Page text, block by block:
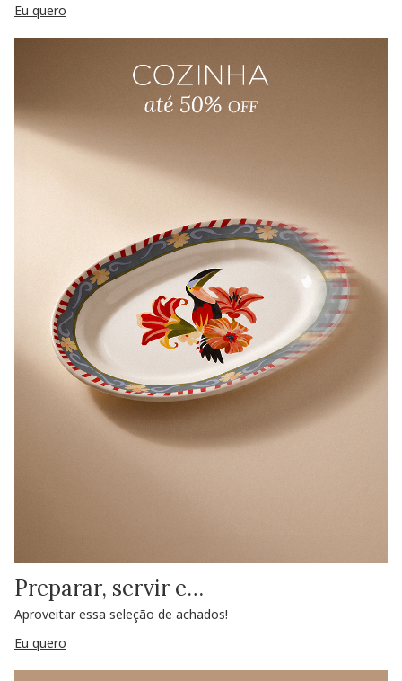
Eu quero
Preparar, servir e…
Aproveitar essa seleção de achados!
Eu quero